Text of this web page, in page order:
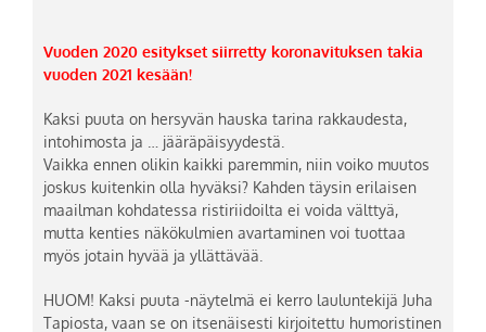
Vuoden 2020 esitykset siirretty koronavituksen takia
vuoden 2021 kesään!
Kaksi puuta on hersyvän hauska tarina rakkaudesta,
intohimosta ja … jääräpäisyydestä.
Vaikka ennen olikin kaikki paremmin, niin voiko muutos
joskus kuitenkin olla hyväksi? Kahden täysin erilaisen
maailman kohdatessa ristiriidoilta ei voida välttyä,
mutta kenties näkökulmien avartaminen voi tuottaa
myös jotain hyvää ja yllättävää.
HUOM! Kaksi puuta -näytelmä ei kerro lauluntekijä Juha
Tapiosta, vaan se on itsenäisesti kirjoitettu humoristinen